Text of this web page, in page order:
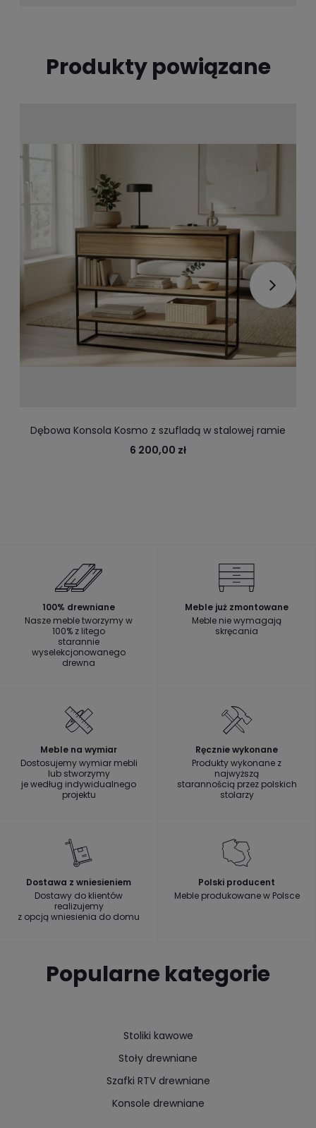
Produkty powiązane
Dębowa Konsola Kosmo z szufladą w stalowej ramie
6 200,00 zł
100% drewniane
Nasze meble tworzymy w
100% z litego
starannie
wyselekcjonowanego
drewna
Meble już zmontowane
Meble nie wymagają
skręcania
Meble na wymiar
Dostosujemy wymiar mebli
lub stworzymy
je według indywidualnego
projektu
Ręcznie wykonane
Produkty wykonane z
najwyższą
starannością przez polskich
stolarzy
Dostawa z wniesieniem
Dostawy do klientów
realizujemy
z opcją wniesienia do domu
Polski producent
Meble produkowane w Polsce
Popularne kategorie
Stoliki kawowe
Stoły drewniane
Szafki RTV drewniane
Konsole drewniane